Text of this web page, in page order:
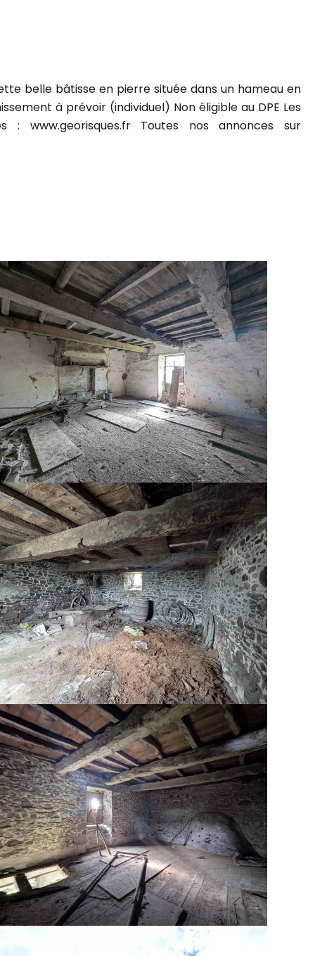
cette belle bâtisse en pierre située dans un hameau en
à prévoir (individuel) Non éligible au DPE Les
www.georisques.fr Toutes nos annonces sur